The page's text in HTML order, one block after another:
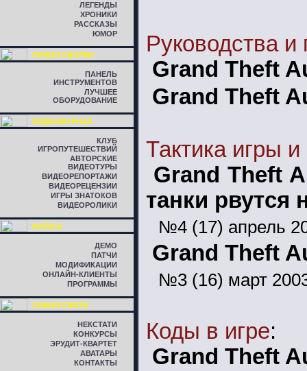
ЛЕГЕНДЫ
ХРОНИКИ
РАССКАЗЫ
ЮМОР
ЛИНИЯ СБОРКИ
ПАНЕЛЬ
ИНСТРУМЕНТОВ
ЛУЧШЕЕ
ОБОРУДОВАНИЕ
ВИДЕОЖУРНАЛ
КЛУБ
ИГРОПУТЕШЕСТВИЙ
АВТОРСКИЕ
ВИДЕОТУРЫ
ВИДЕОРЕПОРТАЖИ
ВИДЕОРЕЦЕНЗИИ
ИГРЫ ЗНАТОКОВ
ВИДЕОРОЛИКИ
ФАЙЛЫ
ДЕМО
ПАТЧИ
МОДИФИКАЦИИ
ОНЛАЙН-КЛИЕНТЫ
ПРОГРАММЫ
ЛИНИЯ СВЯЗИ
НЕКСТАТИ
КОНКУРСЫ
ЭРУДИТ-КВАРТЕТ
АВАТАРЫ
КОНТАКТЫ
Руководства
Grand Theft
Grand Theft
Тактика игры
Grand Theft
танки рвутся
№4 (17) апрель
Grand Theft
№3 (16) март
Коды в игре:
Grand Theft